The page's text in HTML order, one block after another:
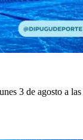
3 de agosto a las